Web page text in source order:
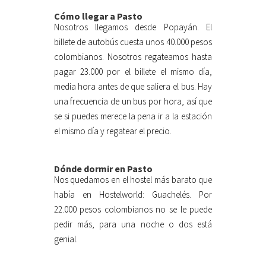
Cómo llegar a Pasto
Nosotros llegamos desde Popayán. El
billete de autobús cuesta unos 40.000 pesos
colombianos. Nosotros regateamos hasta
pagar 23.000 por el billete el mismo día,
media hora antes de que saliera el bus. Hay
una frecuencia de un bus por hora, así que
se si puedes merece la pena ir a la estación
el mismo día y regatear el precio.
Dónde dormir en Pasto
Nos quedamos en el hostel más barato que
había en Hostelworld: Guachelés. Por
22.000 pesos colombianos no se le puede
pedir más, para una noche o dos está
genial.